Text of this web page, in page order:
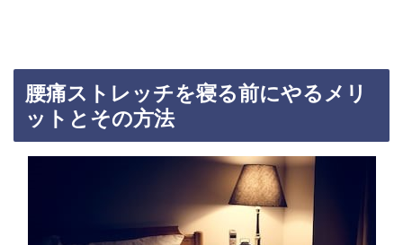
腰痛ストレッチを寝る前にやるメリ
ットとその方法